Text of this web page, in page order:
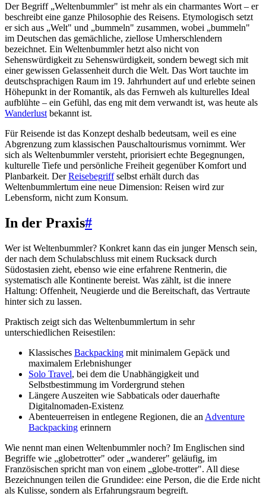
Der Begriff „Weltenbummler" ist mehr als ein charmantes Wort – er
beschreibt eine ganze Philosophie des Reisens. Etymologisch setzt
er sich aus „Welt" und „bummeln" zusammen, wobei „bummeln"
im Deutschen das gemächliche, ziellose Umherschlendern
bezeichnet. Ein Weltenbummler hetzt also nicht von
Sehenswürdigkeit zu Sehenswürdigkeit, sondern bewegt sich mit
einer gewissen Gelassenheit durch die Welt. Das Wort tauchte im
deutschsprachigen Raum im 19. Jahrhundert auf und erlebte seinen
Höhepunkt in der Romantik, als das Fernweh als kulturelles Ideal
aufblühte – ein Gefühl, das eng mit dem verwandt ist, was heute als
Wanderlust bekannt ist.
Für Reisende ist das Konzept deshalb bedeutsam, weil es eine
Abgrenzung zum klassischen Pauschaltourismus vornimmt. Wer
sich als Weltenbummler versteht, priorisiert echte Begegnungen,
kulturelle Tiefe und persönliche Freiheit gegenüber Komfort und
Planbarkeit. DerReisebegriffselbst erhält durch das
Weltenbummlertum eine neue Dimension: Reisen wird zur
Lebensform, nicht zum Konsum.
In der Praxis#
Wer ist Weltenbummler? Konkret kann das ein junger Mensch sein,
der nach dem Schulabschluss mit einem Rucksack durch
Südostasien zieht, ebenso wie eine erfahrene Rentnerin, die
systematisch alle Kontinente bereist. Was zählt, ist die innere
Haltung: Offenheit, Neugierde und die Bereitschaft, das Vertraute
hinter sich zu lassen.
Praktisch zeigt sich das Weltenbummlertum in sehr
unterschiedlichen Reisestilen:
Klassisches Backpacking mit minimalem Gepäck und
maximalem Erlebnishunger
Solo Travel, bei dem die Unabhängigkeit und
Selbstbestimmung im Vordergrund stehen
Längere Auszeiten wie Sabbaticals oder dauerhafte
Digitalnomaden-Existenz
Abenteuerreisen in entlegene Regionen, die an Adventure
Backpacking erinnern
Wie nennt man einen Weltenbummler noch? Im Englischen sind
Begriffe wie „globetrotter" oder „wanderer" geläufig, im
Französischen spricht man von einem „globe-trotter". All diese
Bezeichnungen teilen die Grundidee: eine Person, die die Erde nicht
als Kulisse, sondern als Erfahrungsraum begreift.